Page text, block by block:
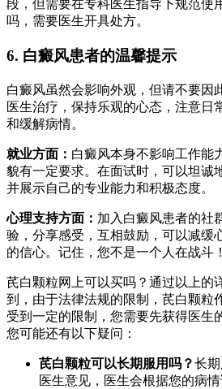
段，但需要在专科医生指导下规范使
吗，需要医生开具处方。
6. 白癜风患者的温馨提示
白癜风虽然会影响外观，但请不要因
医生治疗，保持乐观的心态，注意日
和缓解病情。
就业方面： 白癜风本身不影响工作能
貌有一定要求。在面试时，可以坦诚
并展示自己的专业能力和积极态度。
心理支持方面： 加入白癜风患者的社
验，分享感受，互相鼓励，可以减缓
的信心。记住，您不是一个人在战斗！
芪白颗粒网上可以买吗？通过以上的
到，由于法律法规的限制，芪白颗粒
受到一定的限制，您需要先获得医生
您可能还有以下疑问：
芪白颗粒可以长期服用吗？长
医生意见，医生会根据您的病情